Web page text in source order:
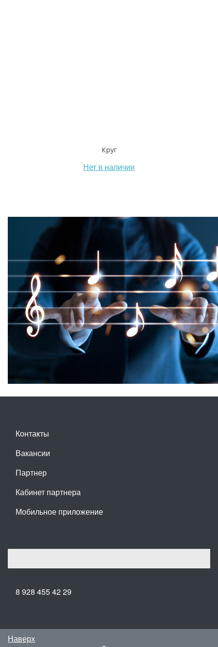
Круг
Нет в наличии
Контакты
Вакансии
Партнер
Кабинет партнера
Мобильное приложение
8 928 455 42 29
Наверх